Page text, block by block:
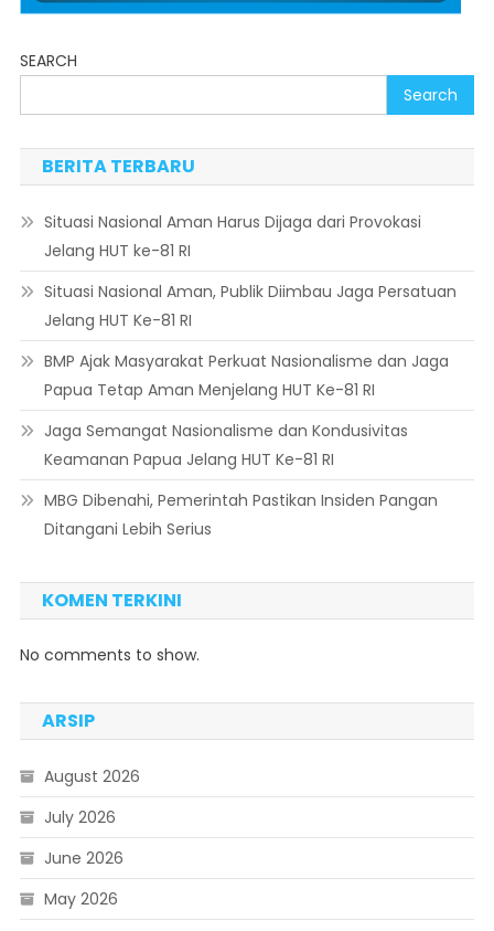
SEARCH
Search
BERITA TERBARU
Situasi Nasional Aman Harus Dijaga dari Provokasi
Jelang HUT ke-81 RI
Situasi Nasional Aman, Publik Diimbau Jaga Persatuan
Jelang HUT Ke-81 RI
BMP Ajak Masyarakat Perkuat Nasionalisme dan Jaga
Papua Tetap Aman Menjelang HUT Ke-81 RI
Jaga Semangat Nasionalisme dan Kondusivitas
Keamanan Papua Jelang HUT Ke-81 RI
MBG Dibenahi, Pemerintah Pastikan Insiden Pangan
Ditangani Lebih Serius
KOMEN TERKINI
No comments to show.
ARSIP
August 2026
July 2026
June 2026
May 2026